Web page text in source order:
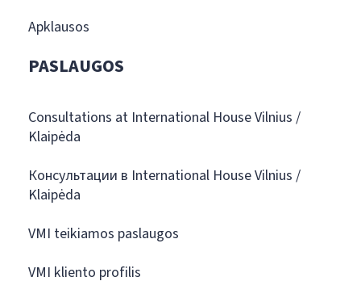
Apklausos
PASLAUGOS
Consultations at International House Vilnius /
Klaipėda
Консультации в International House Vilnius /
Klaipėda
VMI teikiamos paslaugos
VMI kliento profilis